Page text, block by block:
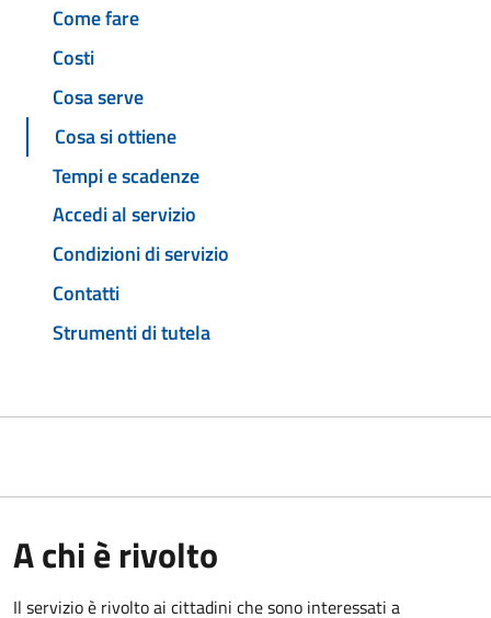
Come fare
Costi
Cosa serve
Cosa si ottiene
Tempi e scadenze
Accedi al servizio
Condizioni di servizio
Contatti
Strumenti di tutela
A chi è rivolto
Il servizio è rivolto ai cittadini che sono interessati a